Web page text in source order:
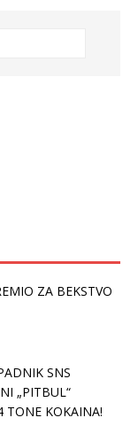
ZA BEKSTVO
SNS
„PITBUL“
TONE KOKAINA!